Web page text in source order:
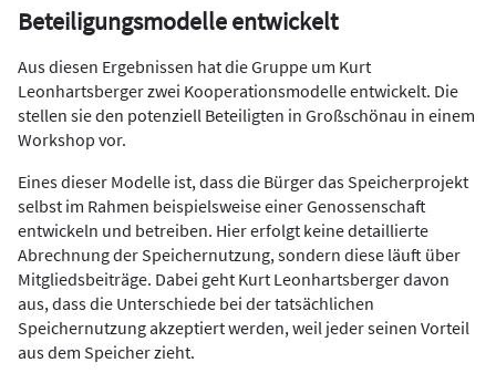
Beteiligungsmodelle entwickelt
Aus diesen Ergebnissen hat die Gruppe um Kurt
Leonhartsberger zwei Kooperationsmodelle entwickelt. Die
stellen sie den potenziell Beteiligten in Großschönau in einem
Workshop vor.
Eines dieser Modelle ist, dass die Bürger das Speicherprojekt
selbst im Rahmen beispielsweise einer Genossenschaft
entwickeln und betreiben. Hier erfolgt keine detaillierte
Abrechnung der Speichernutzung, sondern diese läuft über
Mitgliedsbeiträge. Dabei geht Kurt Leonhartsberger davon
aus, dass die Unterschiede bei der tatsächlichen
Speichernutzung akzeptiert werden, weil jeder seinen Vorteil
aus dem Speicher zieht.